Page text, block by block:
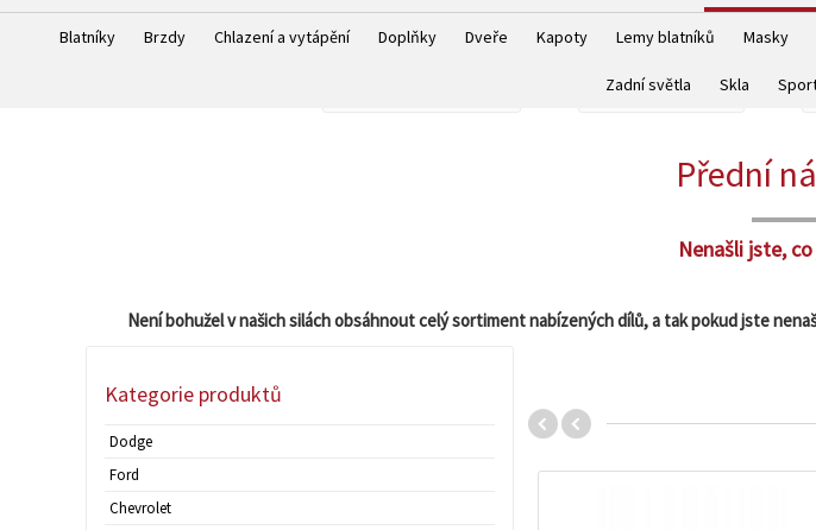
Blatníky Brzdy Chlazení a vytápění Doplňky Dveře Kapoty Lemy blatníků Masky
Zadní světla Skla
Přední
Nenašli jste,
Není bohužel v našich silách obsáhnout celý sortiment nabízených dílů, a tak pokud jste
zobrazit
detail
Kategorie produktů
Dodge
Ford
Chevrolet